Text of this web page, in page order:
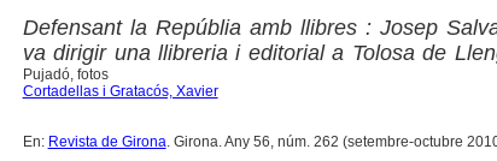
Defensant la Repúblia amb llibres : Josep
va dirigir una llibreria i editorial a Tolosa de
Pujadó, fotos
Cortadellas i Gratacós, Xavier
En: Revista de Girona. Girona. Any 56, núm. 262 (setembre-octubre